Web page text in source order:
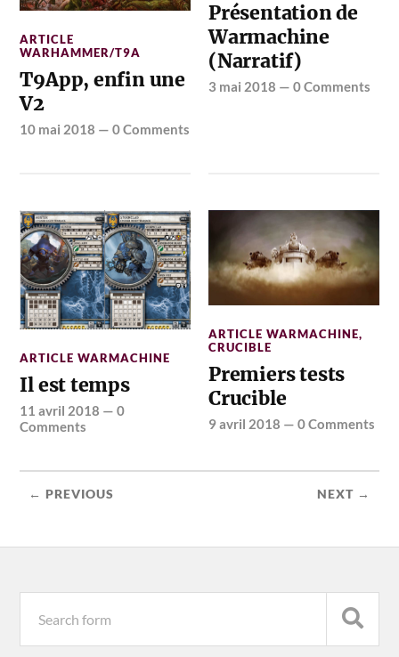
ARTICLE
WARHAMMER/T9A
T9App, enfin une
V2
10 mai 2018 —0 Comments
Présentation de
Warmachine
(Narratif)
3 mai 2018 —0 Comments
ARTICLE WARMACHINE
Il est temps
11 avril 2018 —0
Comments
ARTICLE WARMACHINE,
CRUCIBLE
Premiers tests
Crucible
9 avril 2018 —0 Comments
← PREVIOUS NEXT →